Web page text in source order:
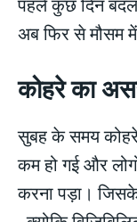
पहले कुछ दिन
अब फिर से मौसम
कोहरे का
सुबह के समय कोहरे
कम हो गई और
करना पड़ा।